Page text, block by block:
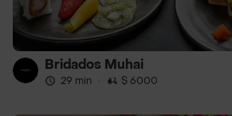
Bridados Muhai
29 min · $ 6000